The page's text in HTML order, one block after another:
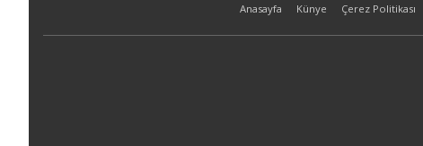
Anasayfa Künye Çerez Politikası